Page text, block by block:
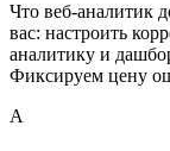
Что веб-аналитик
вас: настроить
аналитику и
Фиксируем цену
А